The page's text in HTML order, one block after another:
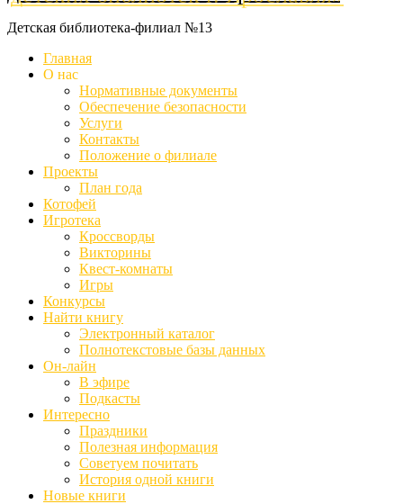
Детская библиотека-филиал №13
Главная
О нас
Нормативные документы
Обеспечение безопасности
Услуги
Контакты
Положение о филиале
Проекты
План года
Котофей
Игротека
Кроссворды
Викторины
Квест-комнаты
Игры
Конкурсы
Найти книгу
Электронный каталог
Полнотекстовые базы данных
Он-лайн
В эфире
Подкасты
Интересно
Праздники
Полезная информация
Советуем почитать
История одной книги
Новые книги